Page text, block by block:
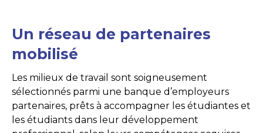
Un réseau de partenaires
mobilisé
Les milieux de travail sont soigneusement
sélectionnés parmi une banque d’employeurs
partenaires, prêts à accompagner les étudiantes et
les étudiants dans leur développement